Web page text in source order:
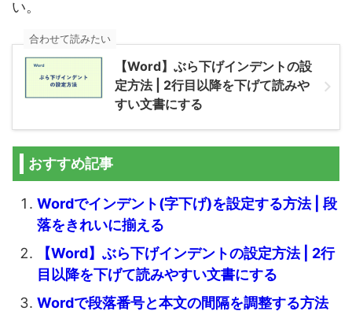
い。
【Word】ぶら下げインデントの設
定方法 | 2行目以降を下げて読みや
すい文書にする
合わせて読みたい
おすすめ記事
Wordでインデント(字下げ)を設定する方法 | 段
落をきれいに揃える
【Word】ぶら下げインデントの設定方法 | 2行
目以降を下げて読みやすい文書にする
Wordで段落番号と本文の間隔を調整する方法